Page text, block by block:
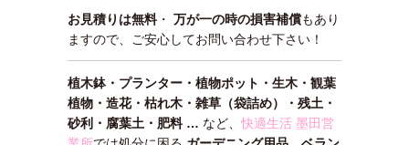
お見積りは無料・ 万が一の時の損害補償もあり
ますので、ご安心してお問い合わせ下さい！
植木鉢・プランター・植物ポット・生木・観葉
植物・造花・枯れ木・雑草（袋詰め）・残土・
砂利・腐葉土・肥料 … など、快適生活 墨田営